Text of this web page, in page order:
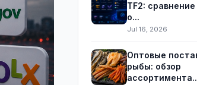
TF2:
о...
Jul 16, 2026
Оптовые
рыбы: обзор